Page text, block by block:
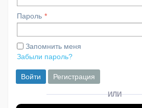
Пароль
Запомнить меня
Забыли пароль?
Войти Регистрация
ИЛИ